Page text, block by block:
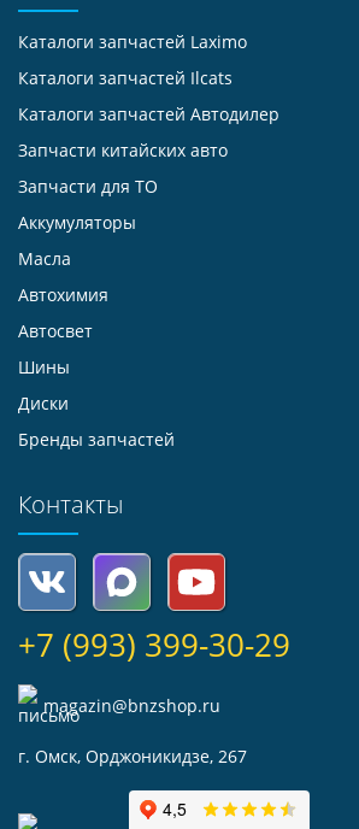
Каталоги запчастей Laximo
Каталоги запчастей Ilcats
Каталоги запчастей Автодилер
Запчасти китайских авто
Запчасти для ТО
Аккумуляторы
Масла
Автохимия
Автосвет
Шины
Диски
Бренды запчастей
Контакты
+7 (993) 399-30-29
magazin@bnzshop.ru
г. Омск, Орджоникидзе, 267